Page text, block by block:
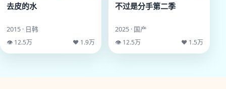
去皮的水
2015 · 日韩
👁 12.5万 ♥ 1.9万
不过是分手第二季
2025 · 国产
👁 12.5万 ♥ 1.5万